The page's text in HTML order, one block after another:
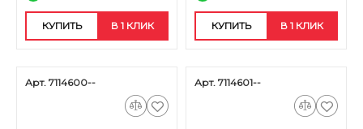
КУПИТЬ В 1 КЛИК КУПИТЬ В 1 КЛИК
Арт. 7114600-- Арт. 7114601--